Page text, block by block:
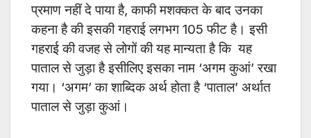
प्रमाण नहीं दे पाया है, काफी मशक्कत के बाद उनका
कहना है की इसकी गहराई लगभग 105 फीट है। इसी
गहराई की वजह से लोगों की यह मान्यता है कि यह
पाताल से जुड़ा है इसीलिए इसका नाम ‘अगम कुआं’ रखा
गया। ‘अगम’ का शाब्दिक अर्थ होता है ‘पाताल’ अर्थात
पाताल से जुड़ा कुआं।